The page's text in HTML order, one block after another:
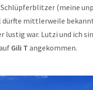
Schlüpferblitzer (meine
dürfte mittlerweile bekannt
lustig war. Lutzi und ich
Gili T angekommen.